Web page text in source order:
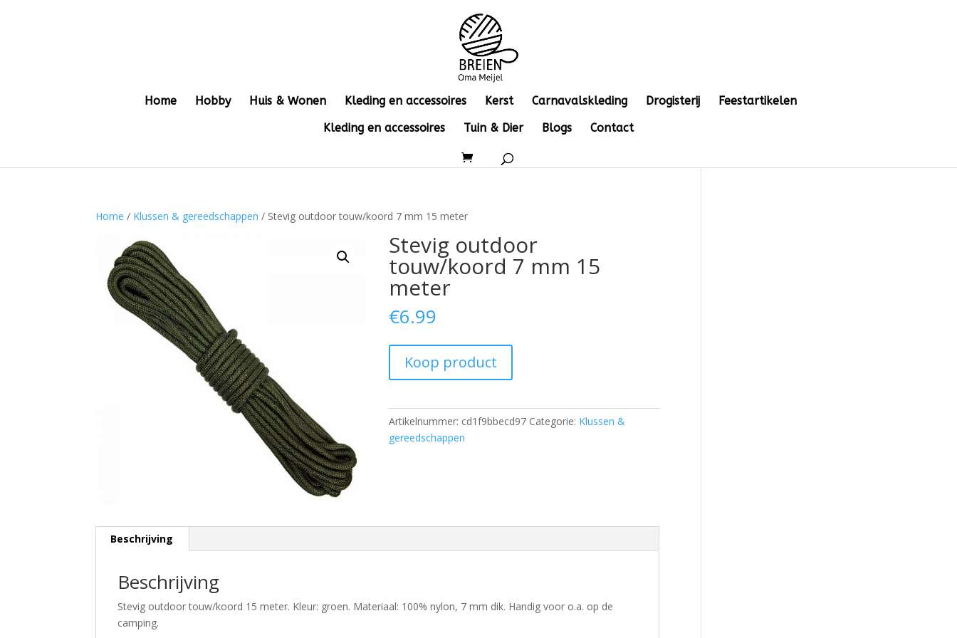
Home Hobby Huis & Wonen Kleding en accessoires Kerst Carnavalskleding Drogisterij
Feestartikelen
Kleding en accessoires
Tuin & Dier Blogs Contact
Home / Klussen & gereedschappen / Stevig outdoor touw/koord 7 mm 15 meter
Stevig outdoor
touw/koord 7 mm 15
meter
€6.99
Koop product
Artikelnummer: cd1f9bbecd97 Categorie: Klussen &
gereedschappen
Beschrijving
Beschrijving
Stevig outdoor touw/koord 15 meter. Kleur: groen. Materiaal: 100% nylon, 7 mm dik. Handig voor o.a. op de
camping.